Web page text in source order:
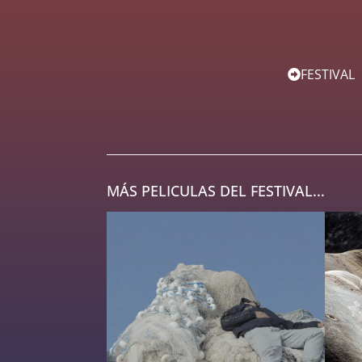
FESTIVAL
MÁS PELICULAS DEL FESTIVAL...